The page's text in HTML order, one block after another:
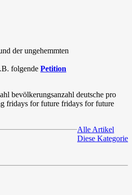
der ungehemmten
folgende Petition
Alle Artikel
Diese Kategorie